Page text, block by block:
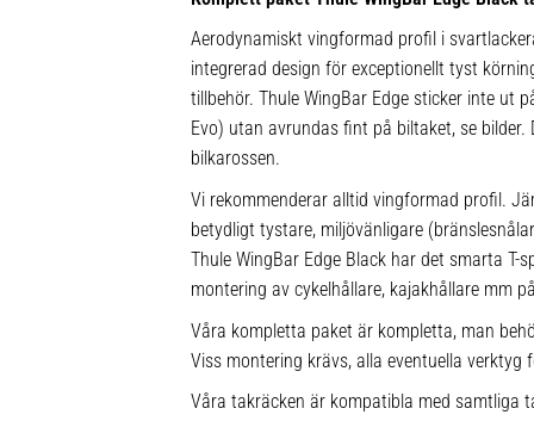
Aerodynamiskt vingformad profil i
integrerad design för exceptionellt tyst
tillbehör. Thule WingBar Edge sticker inte ut
Evo) utan avrundas fint på biltaket, se
bilkarossen.
Vi rekommenderar alltid vingformad profil.
betydligt tystare, miljövänligare
Thule WingBar Edge Black har det smarta T-
montering av cykelhållare, kajakhållare mm
Våra kompletta paket är kompletta, man
Viss montering krävs, alla eventuella verktyg
Våra takräcken är kompatibla med samtliga